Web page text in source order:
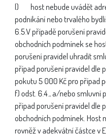
l) host nebude uvádět
podnikání nebo trvalého
6.5.V případě porušení
obchodních podmínek se
porušení pravidel uhradit
případ porušení pravidel dle
pokutu 5 000 Kč pro případ
f) odst. 6.4., a/nebo smluvní
případ porušení pravidel dle
obchodních podmínek. Host
rovněž v adekvátní částce v